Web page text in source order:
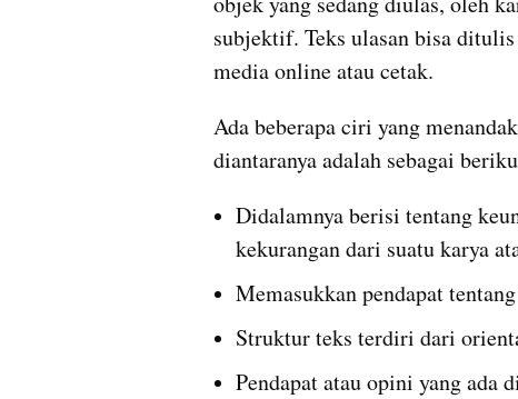
subjektif. Teks ulasan bisa
media online atau cetak.
Ada beberapa ciri yang
diantaranya adalah sebagai
Didalamnya berisi tentang
kekurangan dari suatu karya
Memasukkan pendapat
Struktur teks terdiri dari
Pendapat atau opini yang ada